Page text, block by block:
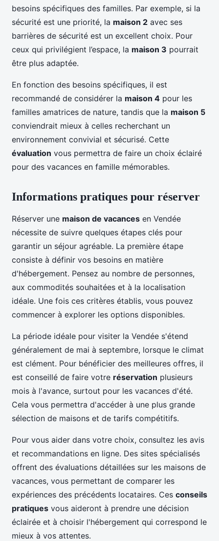
besoins spécifiques des familles. Par exemple, si la
sécurité est une priorité, la maison 2 avec ses
barrières de sécurité est un excellent choix. Pour
ceux qui privilégient l’espace, la maison 3 pourrait
être plus adaptée.
En fonction des besoins spécifiques, il est
recommandé de considérer la maison 4 pour les
familles amatrices de nature, tandis que la maison 5
conviendrait mieux à celles recherchant un
environnement convivial et sécurisé. Cette
évaluation vous permettra de faire un choix éclairé
pour des vacances en famille mémorables.
Informations pratiques pour réserver
Réserver une maison de vacances en Vendée
nécessite de suivre quelques étapes clés pour
garantir un séjour agréable. La première étape
consiste à définir vos besoins en matière
d'hébergement. Pensez au nombre de personnes,
aux commodités souhaitées et à la localisation
idéale. Une fois ces critères établis, vous pouvez
commencer à explorer les options disponibles.
La période idéale pour visiter la Vendée s'étend
généralement de mai à septembre, lorsque le climat
est clément. Pour bénéficier des meilleures offres, il
est conseillé de faire votre réservation plusieurs
mois à l'avance, surtout pour les vacances d'été.
Cela vous permettra d'accéder à une plus grande
sélection de maisons et de tarifs compétitifs.
Pour vous aider dans votre choix, consultez les avis
et recommandations en ligne. Des sites spécialisés
offrent des évaluations détaillées sur les maisons de
vacances, vous permettant de comparer les
expériences des précédents locataires. Ces conseils
pratiques vous aideront à prendre une décision
éclairée et à choisir l'hébergement qui correspond le
mieux à vos attentes.